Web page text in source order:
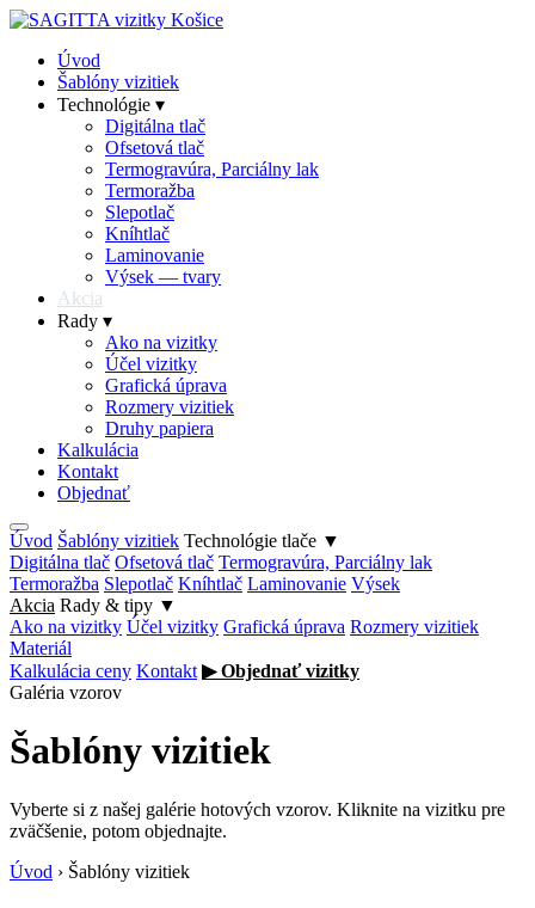
Úvod
Šablóny vizitiek
Technológie ▾
Digitálna tlač
Ofsetová tlač
Termogravúra, Parciálny lak
Termoražba
Slepotlač
Kníhtlač
Laminovanie
Výsek — tvary
Akcia
Rady ▾
Ako na vizitky
Účel vizitky
Grafická úprava
Rozmery vizitiek
Druhy papiera
Kalkulácia
Kontakt
Objednať
Úvod Šablóny vizitiek Technológie tlače ▼
Digitálna tlač Ofsetová tlač Termogravúra, Parciálny lak
Termoražba Slepotlač Kníhtlač Laminovanie Výsek
Akcia Rady & tipy ▼
Ako na vizitky Účel vizitky Grafická úprava Rozmery vizitiek
Materiál
Kalkulácia ceny Kontakt ▶ Objednať vizitky
Galéria vzorov
Šablóny vizitiek
Vyberte si z našej galérie hotových vzorov. Kliknite na vizitku pre
zväčšenie, potom objednajte.
Úvod › Šablóny vizitiek